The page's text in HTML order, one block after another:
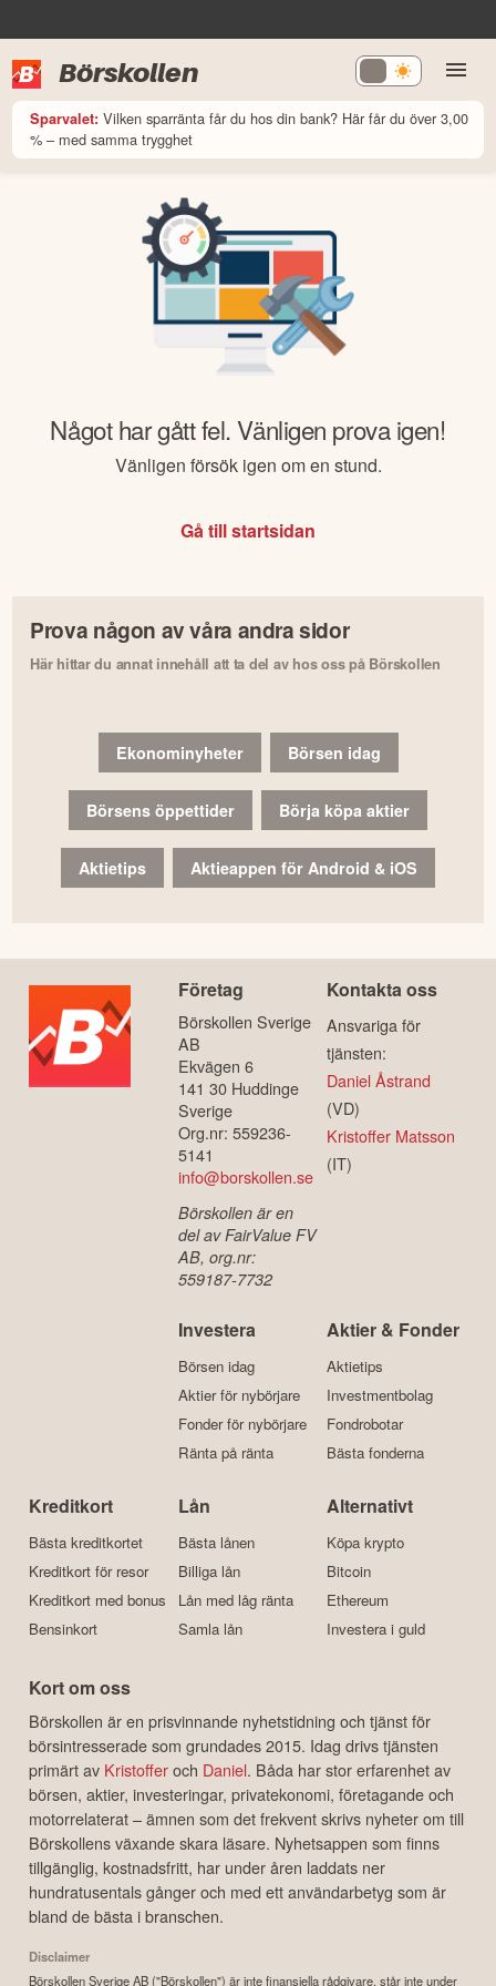
Börskollen
Sparvalet: Vilken sparränta får du hos din bank? Här får du över 3,00
% – med samma trygghet
Något har gått fel. Vänligen prova igen!
Vänligen försök igen om en stund.
Gå till startsidan
Prova någon av våra andra sidor
Här hittar du annat innehåll att ta del av hos oss på Börskollen
Ekonominyheter Börsen idag
Börsens öppettider Börja köpa aktier
Aktietips Aktieappen för Android & iOS
Företag
Börskollen Sverige
AB
Ekvägen 6
141 30 Huddinge
Sverige
Org.nr: 559236-
5141
info@borskollen.se
Börskollen är en
del av FairValue FV
AB, org.nr:
559187-7732
Kontakta oss
Ansvariga för
tjänsten:
Daniel Åstrand
(VD)
Kristoffer Matsson
(IT)
Investera
Börsen idag
Aktier för nybörjare
Fonder för nybörjare
Ränta på ränta
Aktier & Fonder
Aktietips
Investmentbolag
Fondrobotar
Bästa fonderna
Kreditkort
Bästa kreditkortet
Kreditkort för resor
Kreditkort med bonus
Bensinkort
Lån
Bästa lånen
Billiga lån
Lån med låg ränta
Samla lån
Alternativt
Köpa krypto
Bitcoin
Ethereum
Investera i guld
Kort om oss
Börskollen är en prisvinnande nyhetstidning och tjänst för
börsintresserade som grundades 2015. Idag drivs tjänsten
primärt av Kristofferoch Daniel. Båda har stor erfarenhet av
börsen, aktier, investeringar, privatekonomi, företagande och
motorrelaterat – ämnen som det frekvent skrivs nyheter om till
Börskollens växande skara läsare. Nyhetsappen som finns
tillgänglig, kostnadsfritt, har under åren laddats ner
hundratusentals gånger och med ett användarbetyg som är
bland de bästa i branschen.
Disclaimer
Börskollen Sverige AB ("Börskollen") är inte finansiella rådgivare, står inte under